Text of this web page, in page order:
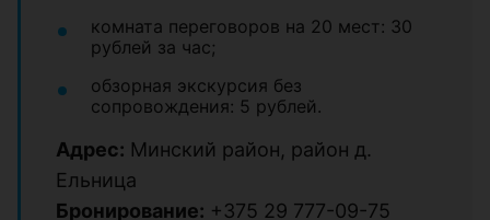
комната переговоров на 20 мест: 30
рублей за час;
обзорная экскурсия без
сопровождения: 5 рублей.
Адрес: Минский район, район д.
Ельница
Бронирование: +375 29 777-09-75